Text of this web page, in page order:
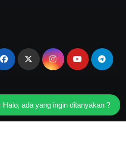
Halo, ada yang ingin ditanyakan ?